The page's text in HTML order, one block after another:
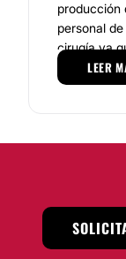
producción
personal
cirugía ya
de
que otras
paciente
LEER